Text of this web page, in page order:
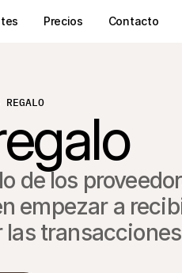
de los
empezar a
Precios Contacto